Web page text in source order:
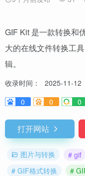
GIF Kit 是一款转换和
大的在线文件转换工
辑。
收录时间：
2025-11-12
0
0 0
打开网站
图片与转换 # gif
# GIF格式转换
#